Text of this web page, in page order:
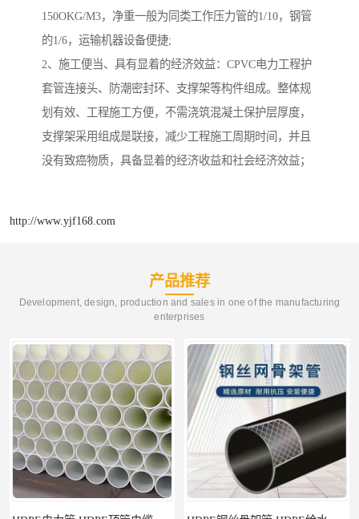
150OKG/M3，净重一般为同类工作压力管的1/10，钢管
的1/6，运输机器设备便捷;
2、施工便当、具有显着的经济效益：CPVC电力工程护
套管连接头、防潮密封环、支撑架等构件组成。整体规
划有效、工程施工方便，不需浇筑混凝土保护层厚度，
支撑架采用组成是联接，减少工程施工周期时间，并且
没有致癌物质，具备显着的经济收益和社会经济效益；
http://www.yjf168.com
产品推荐
Development, design, production and sales in one of the manufacturing
enterprises